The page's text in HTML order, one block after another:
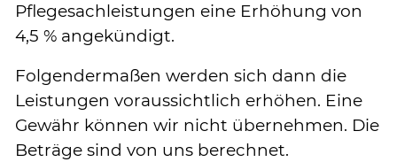
Pflegesachleistungen eine Erhöhung von
4,5 % angekündigt.
Folgendermaßen werden sich dann die
Leistungen voraussichtlich erhöhen. Eine
Gewähr können wir nicht übernehmen. Die
Beträge sind von uns berechnet.